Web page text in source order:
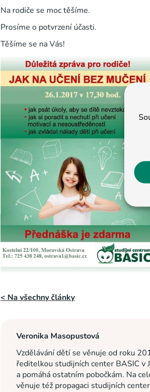
Na rodiče se moc těšíme.
Prosíme o potvrzení účasti.
Těšíme se na Vás!
< Na všechny články
Veronika Masopustová
Vzdělávání dětí se věnuje od roku
ředitelkou studijních center BASIC v
a pomáhá ostatním pobočkám. Na
věnuje též propagaci studijních